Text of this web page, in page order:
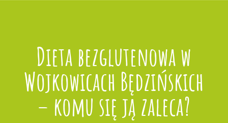
Dieta bezglutenowa w
Wojkowicach Będzińskich
– komu się ją zaleca?